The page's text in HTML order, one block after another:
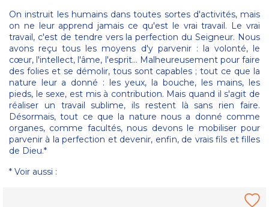
On instruit les humains dans toutes sortes d'activités, mais
on ne leur apprend jamais ce qu'est le vrai travail. Le vrai
travail, c'est de tendre vers la perfection du Seigneur. Nous
avons reçu tous les moyens d'y parvenir : la volonté, le
cœur, l'intellect, l'âme, l'esprit... Malheureusement pour faire
des folies et se démolir, tous sont capables ; tout ce que la
nature leur a donné : les yeux, la bouche, les mains, les
pieds, le sexe, est mis à contribution. Mais quand il s'agit de
réaliser un travail sublime, ils restent là sans rien faire.
Désormais, tout ce que la nature nous a donné comme
organes, comme facultés, nous devons le mobiliser pour
parvenir à la perfection et devenir, enfin, de vrais fils et filles
de Dieu.*
* Voir aussi :